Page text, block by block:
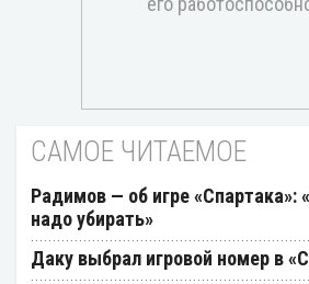
САМОЕ ЧИТАЕМОЕ
Радимов — об игре «Спартака»:
надо убирать»
Даку выбрал игровой номер в